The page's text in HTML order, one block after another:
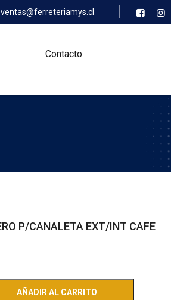
ventas@ferreteriamys.cl
Contacto
P/CANALETA EXT/INT CAFE
AÑADIR AL CARRITO